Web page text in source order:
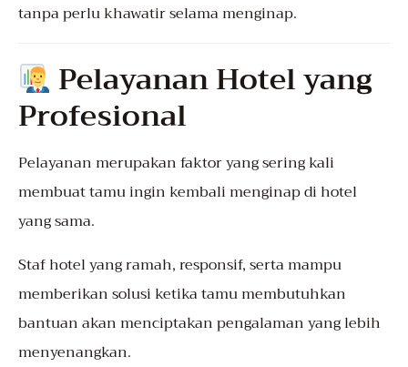
tanpa perlu khawatir selama menginap.
Pelayanan Hotel yang
Profesional
Pelayanan merupakan faktor yang sering kali
membuat tamu ingin kembali menginap di hotel
yang sama.
Staf hotel yang ramah, responsif, serta mampu
memberikan solusi ketika tamu membutuhkan
bantuan akan menciptakan pengalaman yang lebih
menyenangkan.